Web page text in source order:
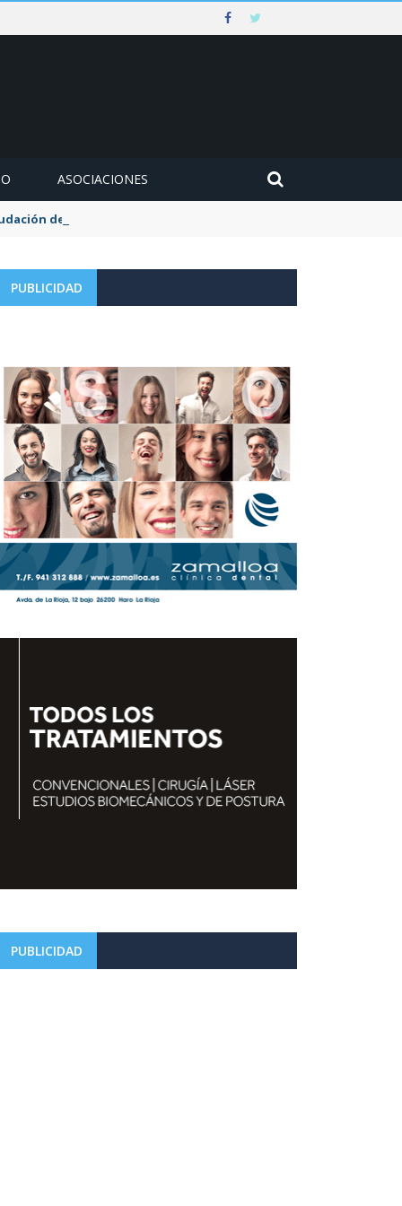
ASOCIACIONES
de la tasa de aguas y basuras
PUBLICIDAD
PUBLICIDAD